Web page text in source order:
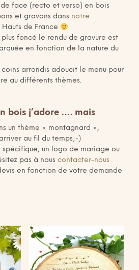
face (recto et verso) en bois
et gravons dans notre
Hauts de France
foncé le rendu de gravure est
en fonction de la nature du
arrondis adoucit le menu pour
au différents thèmes.
bois j’adore …. mais
un thème « montagnard »,
au fil du temps;-)
spécifique, un logo de mariage ou
pas à nous contacter-nous
en fonction de votre demande